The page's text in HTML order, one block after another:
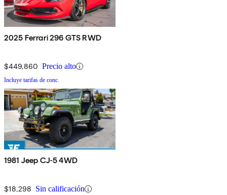
2025 Ferrari 296 GTS RWD
$449,860 Precio alto
Incluye tarifas de conc.
1981 Jeep CJ-5 4WD
$18,298 Sin calificación